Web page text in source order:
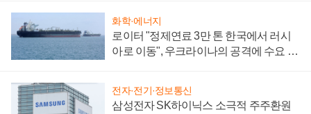
화학·에너지
로이터 "정제연료 3만 톤 한국에서 러시
아로 이동", 우크라이나의 공격에 수요 늘
전자·전기·정보통신
삼성전자 SK하이닉스 소극적 주주환원